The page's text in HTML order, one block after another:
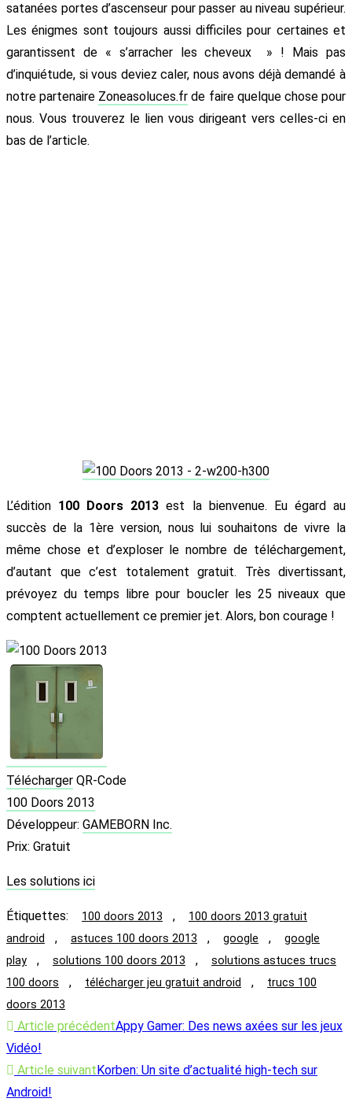
satanées portes d’ascenseur pour passer au niveau supérieur.
Les énigmes sont toujours aussi difficiles pour certaines et
garantissent de « s’arracher les cheveux » ! Mais pas
d’inquiétude, si vous deviez caler, nous avons déjà demandé à
notre partenaire Zoneasoluces.fr de faire quelque chose pour
nous. Vous trouverez le lien vous dirigeant vers celles-ci en
bas de l’article.
L’édition 100 Doors 2013 est la bienvenue. Eu égard au
succès de la 1ère version, nous lui souhaitons de vivre la
même chose et d’exploser le nombre de téléchargement,
d’autant que c’est totalement gratuit. Très divertissant,
prévoyez du temps libre pour boucler les 25 niveaux que
comptent actuellement ce premier jet. Alors, bon courage !
Télécharger QR-Code
100 Doors 2013
Développeur: GAMEBORN Inc.
Prix: Gratuit
Les solutions ici
Étiquettes: 100 doors 2013 ,
100 doors 2013 gratuit
android
, astuces 100 doors 2013 , google ,
google
play
, solutions 100 doors 2013 ,
solutions astuces trucs
100 doors
, télécharger jeu gratuit android ,
trucs 100
doors 2013
Read
more
articles
Article précédentAppy Gamer: Des news axées sur les jeux
Vidéo!
Article suivantKorben: Un site d’actualité high-tech sur
Android!